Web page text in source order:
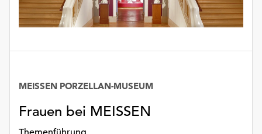
Frauen bei MEISSEN
MEISSEN PORZELLAN-MUSEUM